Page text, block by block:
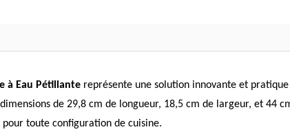
à Eau Pétillante représente une solution innovante et
de 29,8 cm de longueur, 18,5 cm de largeur, et 44
toute configuration de cuisine.